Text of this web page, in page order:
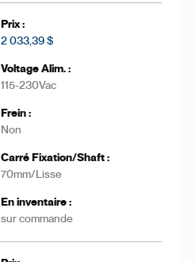
2 033,39 $
115-230Vac
Non
70mm/Lisse
sur commande